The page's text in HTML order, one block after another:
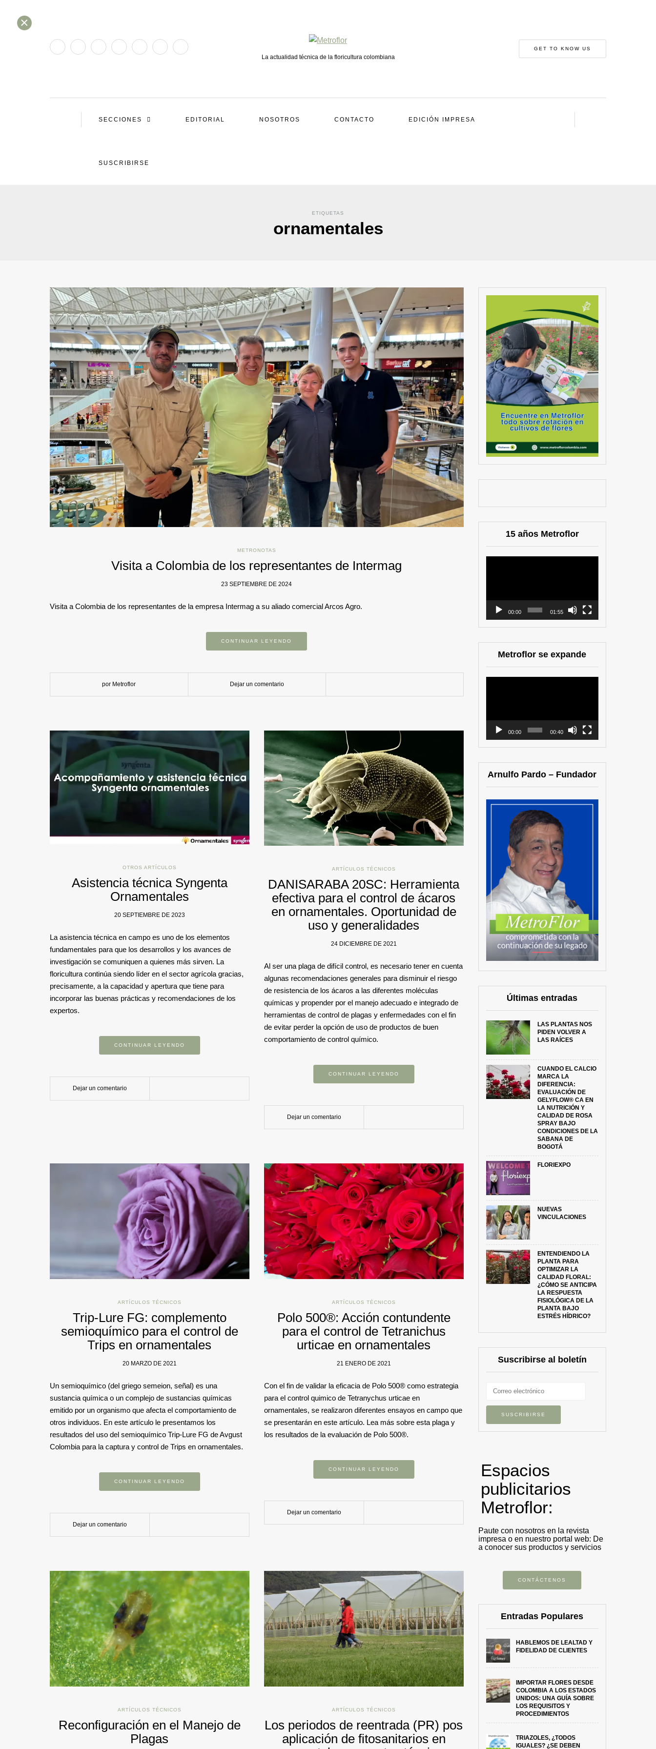
La actualidad técnica de la floricultura colombiana
GET TO KNOW US
SECCIONES EDITORIAL NOSOTROS CONTACTO EDICIÓN IMPRESA
SUSCRIBIRSE
ETIQUETAS
ornamentales
METRONOTAS
Visita a Colombia de los representantes de Intermag
23 SEPTIEMBRE DE 2024
Visita a Colombia de los representantes de la empresa Intermag a su aliado comercial Arcos Agro.
CONTINUAR LEYENDO
por Metroflor Dejar un comentario
OTROS ARTÍCULOS
Asistencia técnica Syngenta
Ornamentales
20 SEPTIEMBRE DE 2023
La asistencia técnica en campo es uno de los elementos
fundamentales para que los desarrollos y los avances de
investigación se comuniquen a quienes más sirven. La
floricultura continúa siendo líder en el sector agrícola gracias,
precisamente, a la capacidad y apertura que tiene para
incorporar las buenas prácticas y recomendaciones de los
expertos.
CONTINUAR LEYENDO
Dejar un comentario
ARTÍCULOS TÉCNICOS
DANISARABA 20SC: Herramienta
efectiva para el control de ácaros
en ornamentales. Oportunidad de
uso y generalidades
24 DICIEMBRE DE 2021
Al ser una plaga de difícil control, es necesario tener en cuenta
algunas recomendaciones generales para disminuir el riesgo
de resistencia de los ácaros a las diferentes moléculas
químicas y propender por el manejo adecuado e integrado de
herramientas de control de plagas y enfermedades con el fin
de evitar perder la opción de uso de productos de buen
comportamiento de control químico.
CONTINUAR LEYENDO
Dejar un comentario
ARTÍCULOS TÉCNICOS
Trip-Lure FG: complemento
semioquímico para el control de
Trips en ornamentales
20 MARZO DE 2021
Un semioquímico (del griego semeion, señal) es una
sustancia química o un complejo de sustancias químicas
emitido por un organismo que afecta el comportamiento de
otros individuos. En este artículo le presentamos los
resultados del uso del semioquímico Trip-Lure FG de Avgust
Colombia para la captura y control de Trips en ornamentales.
CONTINUAR LEYENDO
Dejar un comentario
ARTÍCULOS TÉCNICOS
Polo 500®: Acción contundente
para el control de Tetranichus
urticae en ornamentales
21 ENERO DE 2021
Con el fin de validar la eficacia de Polo 500® como estrategia
para el control quimico de Tetranychus urticae en
ornamentales, se realizaron diferentes ensayos en campo que
se presentarán en este artículo. Lea más sobre esta plaga y
los resultados de la evaluación de Polo 500®.
CONTINUAR LEYENDO
Dejar un comentario
ARTÍCULOS TÉCNICOS
Reconfiguración en el Manejo de
Plagas
ARTÍCULOS TÉCNICOS
Los periodos de reentrada (PR) pos
aplicación de fitosanitarios en
15 años Metroflor
00:00 01:55
Metroflor se expande
00:00 00:40
Arnulfo Pardo – Fundador
Últimas entradas
LAS PLANTAS NOS
PIDEN VOLVER A
LAS RAÍCES
CUANDO EL CALCIO
MARCA LA
DIFERENCIA:
EVALUACIÓN DE
GELYFLOW® CA EN
LA NUTRICIÓN Y
CALIDAD DE ROSA
SPRAY BAJO
CONDICIONES DE LA
SABANA DE
BOGOTÁ
FLORIEXPO
NUEVAS
VINCULACIONES
ENTENDIENDO LA
PLANTA PARA
OPTIMIZAR LA
CALIDAD FLORAL:
¿CÓMO SE ANTICIPA
LA RESPUESTA
FISIOLÓGICA DE LA
PLANTA BAJO
ESTRÉS HÍDRICO?
Suscribirse al boletín
Espacios
publicitarios
Metroflor:
Paute con nosotros en la revista
impresa o en nuestro portal web: De
a conocer sus productos y servicios
CONTÁCTENOS
Entradas Populares
HABLEMOS DE LEALTAD Y
FIDELIDAD DE CLIENTES
IMPORTAR FLORES DESDE
COLOMBIA A LOS ESTADOS
UNIDOS: UNA GUÍA SOBRE
LOS REQUISITOS Y
PROCEDIMIENTOS
TRIAZOLES, ¿TODOS
IGUALES? ¿SE DEBEN
×